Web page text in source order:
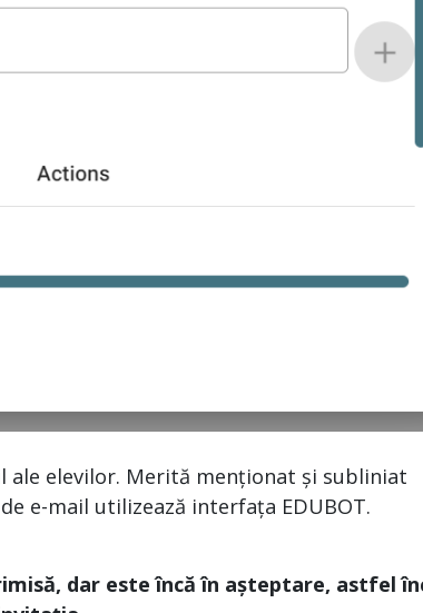
ale elevilor. Merită menționat și subliniat
e-mail utilizează interfața EDUBOT.
dar este încă în așteptare, astfel